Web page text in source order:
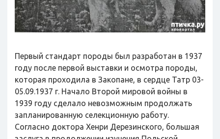
Первый стандарт породы был разработан в 1937
году после первой выставки и осмотра породы,
которая проходила в Закопане, в сердце Татр 03-
05.09.1937 г. Начало Второй мировой войны в
1939 году сделало невозможным продолжать
запланированную селекционную работу.
Согласно доктора Хенри Дерезинского, большая